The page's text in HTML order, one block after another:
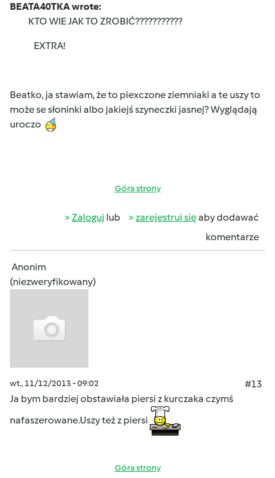
BEATA40TKA wrote:
KTO WIE JAK TO ZROBIĆ???????????
EXTRA!
Beatko, ja stawiam, że to piexczone ziemniaki a te uszy to
może se słoninki albo jakiejś szyneczki jasnej? Wyglądają
uroczo
Góra strony
Zaloguj lub zarejestruj sięaby dodawać
komentarze
Anonim
(niezweryfikowany)
wt., 11/12/2013 - 09:02
#13
Ja bym bardziej obstawiała piersi z kurczaka czymś
nafaszerowane.Uszy też z piersi
Góra strony